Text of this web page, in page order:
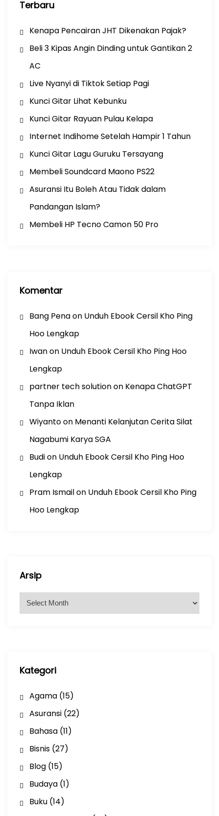
Terbaru
Kenapa Pencairan JHT Dikenakan Pajak?
Beli 3 Kipas Angin Dinding untuk Gantikan 2
AC
Live Nyanyi di Tiktok Setiap Pagi
Kunci Gitar Lihat Kebunku
Kunci Gitar Rayuan Pulau Kelapa
Internet Indihome Setelah Hampir 1 Tahun
Kunci Gitar Lagu Guruku Tersayang
Membeli Soundcard Maono PS22
Asuransi Itu Boleh Atau Tidak dalam
Pandangan Islam?
Membeli HP Tecno Camon 50 Pro
Komentar
Bang Penaon Unduh Ebook Cersil Kho Ping
Hoo Lengkap
Iwanon Unduh Ebook Cersil Kho Ping Hoo
Lengkap
partner tech solutionon Kenapa ChatGPT
Tanpa Iklan
Wiyantoon Menanti Kelanjutan Cerita Silat
Nagabumi Karya SGA
Budion Unduh Ebook Cersil Kho Ping Hoo
Lengkap
Pram Ismailon Unduh Ebook Cersil Kho Ping
Hoo Lengkap
Arsip
Kategori
Agama(15)
Asuransi(22)
Bahasa(11)
Bisnis(27)
Blog(15)
Budaya(1)
Buku(14)